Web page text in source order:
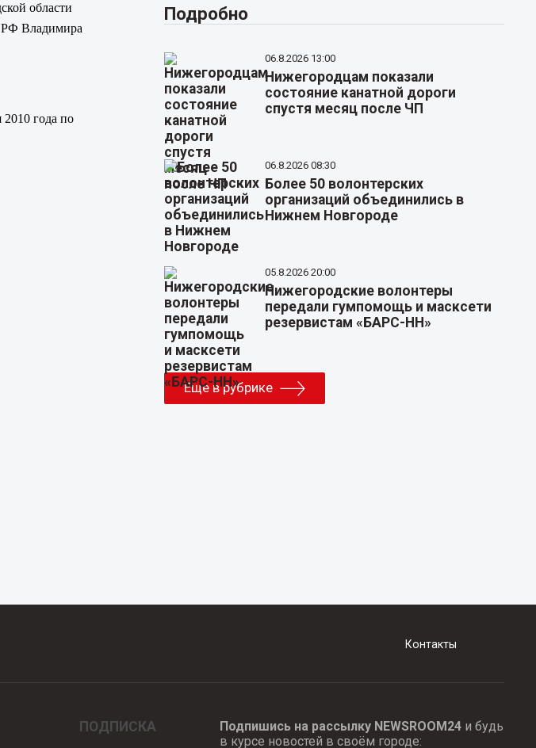
области
РФ Владимира
года по
Подробно
06.8.2026 13:00
Нижегородцам показали
состояние канатной дороги
спустя месяц после ЧП
06.8.2026 08:30
Более 50 волонтерских
организаций объединились в
Нижнем Новгороде
05.8.2026 20:00
Нижегородские волонтеры
передали гумпомощь и масксети
резервистам «БАРС-НН»
Еще в рубрике
Контакты
ПОДПИСКА Подпишись на рассылку NEWSROOM24и будь
в курсе новостей в своём городе: